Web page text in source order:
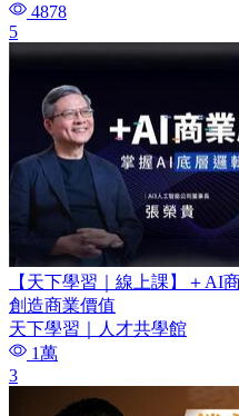
4878
5
【天下學習｜線上課】＋AI
創造商業價值
天下學習｜人才共學館
1萬
3